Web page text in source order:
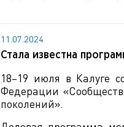
11.07.2024
Стала известна
18–19 июля в Калуге
Федерации
поколений».